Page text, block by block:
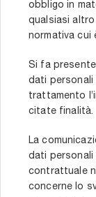
obbligo in
qualsiasi
normativa
Si fa
dati
trattamento
citate finalità.
La
dati personali
contrattuale
concerne lo